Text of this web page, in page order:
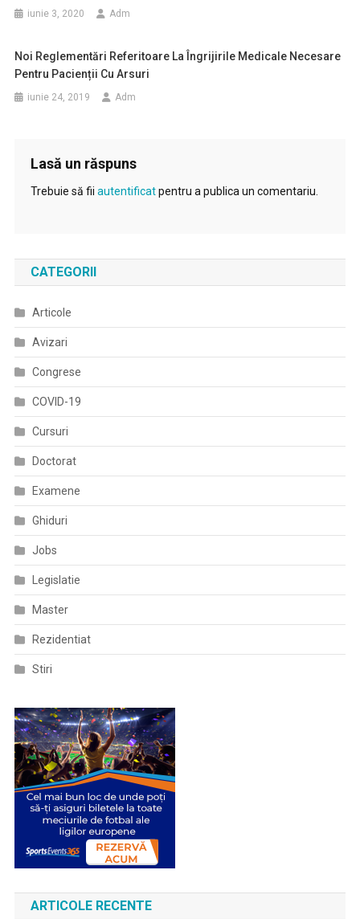
iunie 3, 2020 Adm
Noi Reglementări Referitoare La Îngrijirile Medicale Necesare
Pentru Pacienții Cu Arsuri
iunie 24, 2019 Adm
Lasă un răspuns
Trebuie să fii autentificatpentru a publica un comentariu.
CATEGORII
Articole
Avizari
Congrese
COVID-19
Cursuri
Doctorat
Examene
Ghiduri
Jobs
Legislatie
Master
Rezidentiat
Stiri
ARTICOLE RECENTE